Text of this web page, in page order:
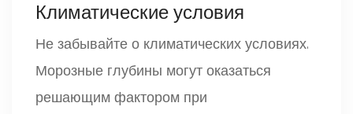
Климатические условия
Не забывайте о климатических условиях.
Морозные глубины могут оказаться
решающим фактором при